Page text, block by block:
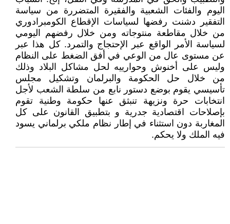
اليوم والفئات الشعبية والفقيرة المتضررة من سياسة
التفقير دشنت رفضها لسياسات الإقطاع الكومبرادوري
من خلال مقاطعة منتوجاته ومن خلال رفضهم اليومي
لسياسة الأمر الواقع عبر الإحتجاج والتمرد. كل هذا عبر
عن مستوى عال من الوعي في أفق الضغط على النظام
وليس على أخنوش وحوارييه لحل مشاكل البلاد وذلك
من خلال حل الحكومة والبرلمان وتشكيل مجلس
تأسيسي يقوم بوضع دستور نابع من سلطة الشعب لأجل
انتخابات حرة ونزيهة تنبثق عنها حكومة وطنية تقوم
بإصلاحات اقتصادية جدرية و بتطبيق القانون على كل
المغاربة دون استثناء في إطار نظام ملكي برلماني يسود
فيه الملك ولا يحكم.